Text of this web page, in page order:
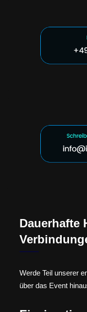
Dauerhafte
Werde Teil unserer
über das Event